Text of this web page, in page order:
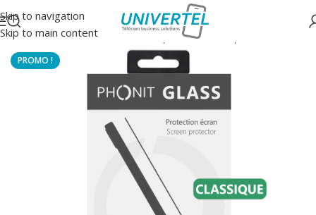
Skip to navigation
Skip to main content
Accueil/Protections Verre trempé 2.5D classique